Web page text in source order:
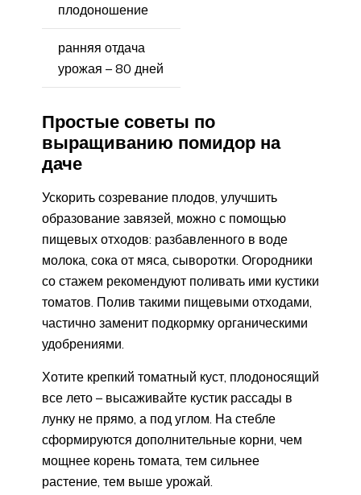
плодоношение
ранняя отдача
урожая – 80 дней
Простые советы по
выращиванию помидор на
даче
Ускорить созревание плодов, улучшить
образование завязей, можно с помощью
пищевых отходов: разбавленного в воде
молока, сока от мяса, сыворотки. Огородники
со стажем рекомендуют поливать ими кустики
томатов. Полив такими пищевыми отходами,
частично заменит подкормку органическими
удобрениями.
Хотите крепкий томатный куст, плодоносящий
все лето – высаживайте кустик рассады в
лунку не прямо, а под углом. На стебле
сформируются дополнительные корни, чем
мощнее корень томата, тем сильнее
растение, тем выше урожай.